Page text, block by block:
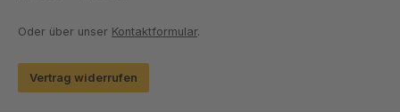
Oder über unser Kontaktformular.
Vertrag widerrufen